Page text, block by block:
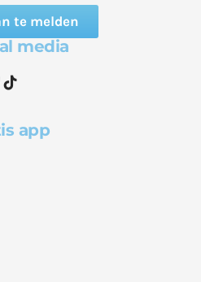
te melden
media
app